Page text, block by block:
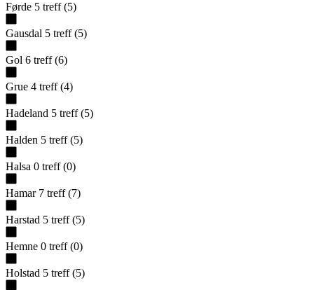
Førde 5 treff (5)
Gausdal 5 treff (5)
Gol 6 treff (6)
Grue 4 treff (4)
Hadeland 5 treff (5)
Halden 5 treff (5)
Halsa 0 treff (0)
Hamar 7 treff (7)
Harstad 5 treff (5)
Hemne 0 treff (0)
Holstad 5 treff (5)